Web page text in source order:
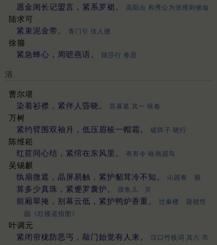
愿金闺长记盟言，紧系罗裙。 高阳台 和秀公为张维则催妆
陆求可
紧束泥金带。
青门引 佳人腰
徐籀
紧急蜂心，周嗻燕语。
踏莎行 春思
清
曹尔堪
染着衫襟，紧伴人昏晓。
苏幕遮 其一 咏春
万树
紧约臂围双袖月，低压眉棱一帽霜。
破阵子 晓行
陈维崧
红苣同心结，紧绾在东风里。
有有令 咏画眉鸟
吴锡麒
纨扇微遮，晶屏易触，紧护貂茸冷不知。
沁园春 额
算多少真珠，紧蹙罗囊护。 摸鱼儿 芡
前厢翠掩，别幕云低，紧护鸭炉香重。
过秦楼 题嵇甡
园《红楼遥指图》
叶调元
紧闭帘栊防恶丐，敲门始觉有人来。
汉口竹枝词 其六 市